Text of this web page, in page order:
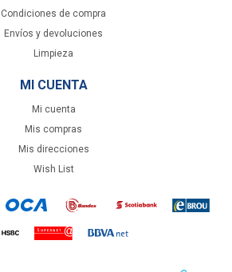
Condiciones de compra
Envíos y devoluciones
Limpieza
MI CUENTA
Mi cuenta
Mis compras
Mis direcciones
Wish List